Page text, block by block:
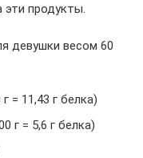
продукты.
девушки весом 60
= 11,43 г белка)
г = 5,6 г белка)